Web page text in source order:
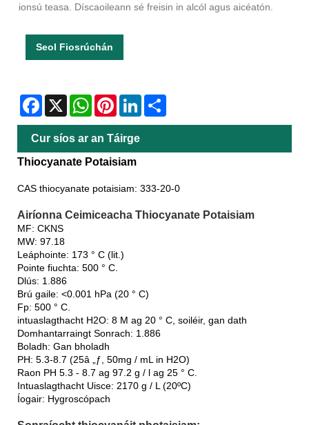
ionsú teasa. Díscaoileann sé freisin in alcól agus aicéatón.
Seol Fiosrúchán
Facebook
X WhatsAppPinterestLinkedIn
Cur síos ar an Táirge
Thiocyanate Potaisiam
CAS thiocyanate potaisiam: 333-20-0
Airíonna Ceimiceacha Thiocyanate Potaisiam
MF: CKNS
MW: 97.18
Leáphointe: 173 ° C (lit.)
Pointe fiuchta: 500 ° C.
Dlús: 1.886
Brú gaile: <0.001 hPa (20 ° C)
Fp: 500 ° C.
intuaslagthacht H2O: 8 M ag 20 ° C, soiléir, gan dath
Domhantarraingt Sonrach: 1.886
Boladh: Gan bholadh
PH: 5.3-8.7 (25â „ƒ, 50mg / mL in H2O)
Raon PH 5.3 - 8.7 ag 97.2 g / l ag 25 ° C.
Intuaslagthacht Uisce: 2170 g / L (20ºC)
Íogair: Hygroscópach